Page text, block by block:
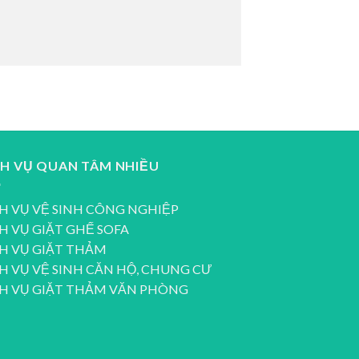
VỤ QUAN TÂM NHIỀU
VỤ VỆ SINH CÔNG NGHIỆP
VỤ GIẶT GHẾ SOFA
VỤ GIẶT THẢM
VỤ VỆ SINH CĂN HỘ, CHUNG CƯ
VỤ GIẶT THẢM VĂN PHÒNG